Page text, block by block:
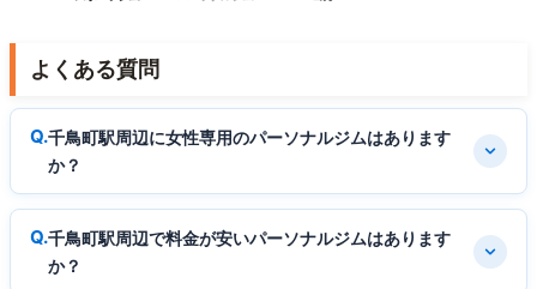
よくある質問
千鳥町駅周辺に女性専用のパーソナルジムはあります
か？
千鳥町駅周辺で料金が安いパーソナルジムはあります
か？